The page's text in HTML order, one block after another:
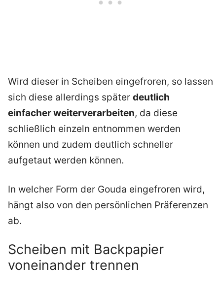
Wird dieser in Scheiben eingefroren, so lassen
sich diese allerdings später deutlich
einfacher weiterverarbeiten, da diese
schließlich einzeln entnommen werden
können und zudem deutlich schneller
aufgetaut werden können.
In welcher Form der Gouda eingefroren wird,
hängt also von den persönlichen Präferenzen
ab.
Scheiben mit Backpapier
voneinander trennen